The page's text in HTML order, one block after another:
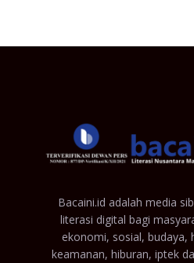
Bacaini.id adalah media
literasi digital bagi
ekonomi, sosial, budaya,
keamanan, hiburan, iptek